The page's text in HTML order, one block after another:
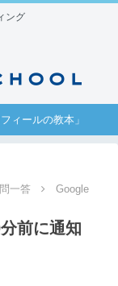
ング
ィールの教本」
一答 Google
前に通知